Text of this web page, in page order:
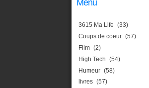
Menu
3615 Ma Life (33)
Coups de coeur (57)
Film (2)
High Tech (54)
Humeur (58)
livres (57)